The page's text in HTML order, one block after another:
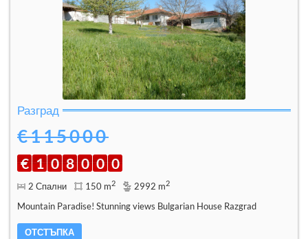
Разград
€115000
€ 1 0 8 0 0 0
2 Спални 150 m2 2992 m2
Mountain Paradise! Stunning views Bulgarian House Razgrad
ОТСТЪПКА